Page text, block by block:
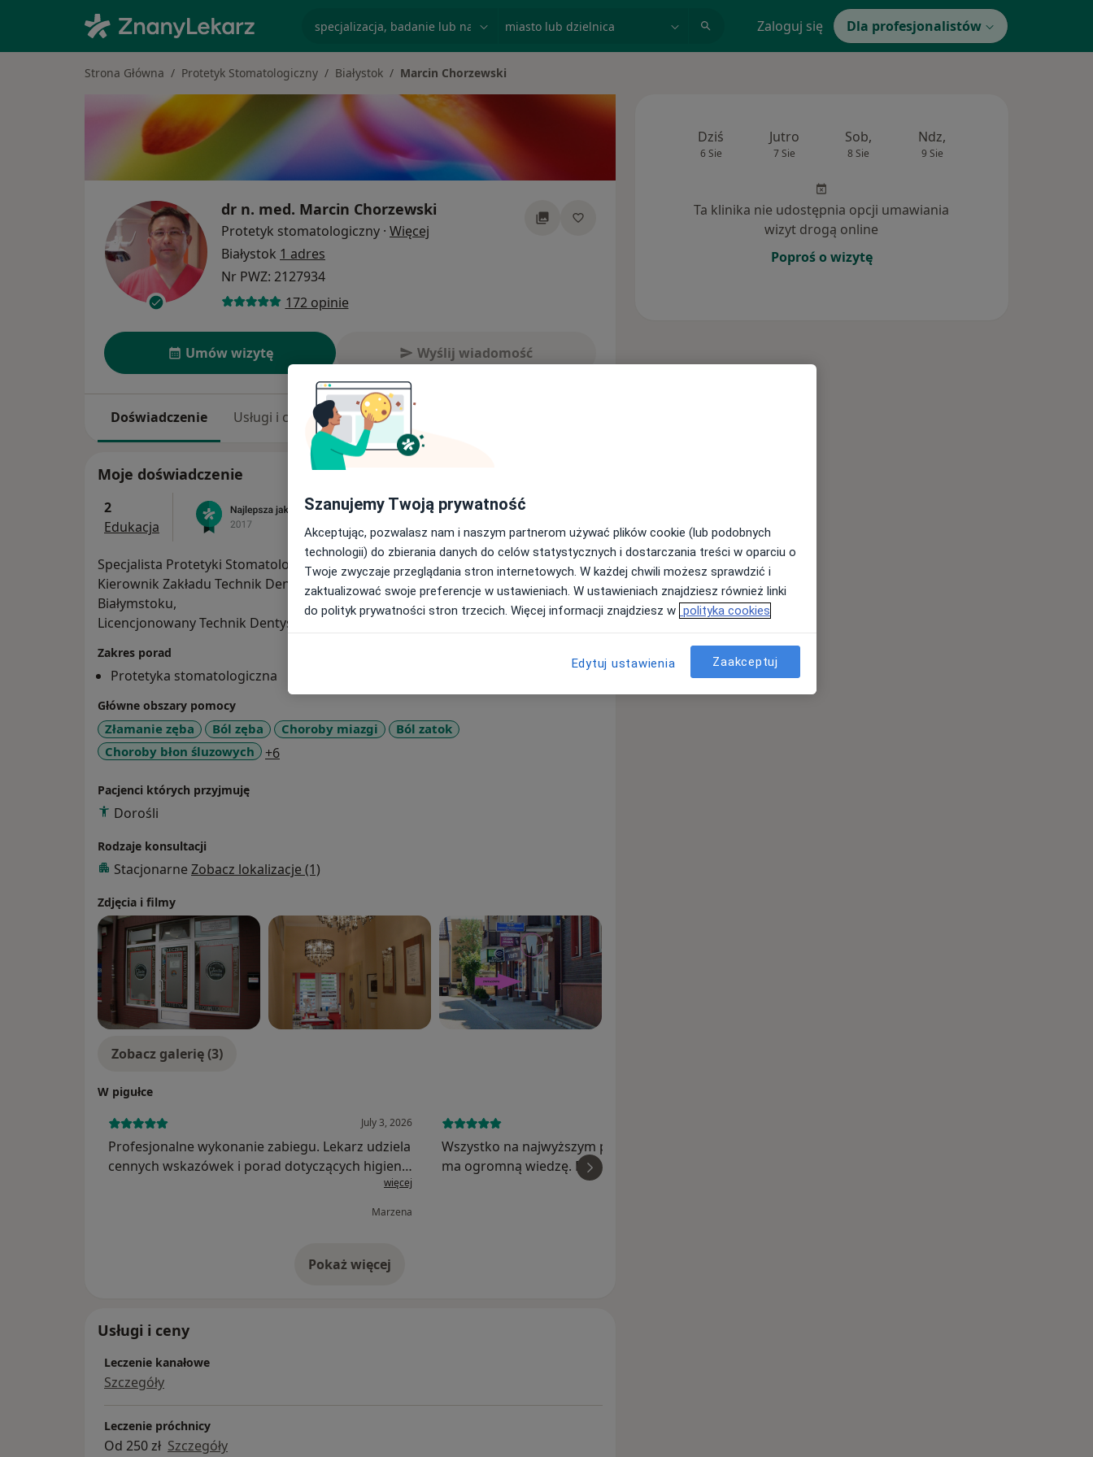
Zaloguj się Dla profesjonalistów
Strona Główna Protetyk Stomatologiczny Białystok Marcin Chorzewski
dr n. med. Marcin Chorzewski
Protetyk stomatologiczny · Więcej
Białystok 1 adres
Nr PWZ: 2127934
172 opinie
Umów wizytę Wyślij wiadomość
Doświadczenie Usługi i ceny Adresy
Moje doświadczenie
2
Edukacja
Specjalista Protetyki Stomatologicznej,
Kierownik Zakładu Technik Dentystycznych na Uniwersytecie Medycznym w
Białymstoku,
Licencjonowany Technik Dentystyczny,
Zakres porad
Protetyka stomatologiczna
Główne obszary pomocy
Złamanie zęba Ból zęba Choroby miazgi
Ból zatok
Choroby błon śluzowych
+6a11y_sr_more_diseases
Pacjenci których przyjmuję
Dorośli
Rodzaje konsultacji
Stacjonarne Zobacz lokalizacje (1)
Zdjęcia i filmy
Zobacz galerię (3)
W pigułce
July 3, 2026
Profesjonalne wykonanie zabiegu. Lekarz udziela
cennych wskazówek i porad dotyczących higieny
więcej
Marzena
Wszystko na najwyższym poziomie , Pan doktor
ma ogromną wiedzę. Polecam bardzo .
Pokaż więcejo doświadczeniu
Usługi i ceny
Leczenie kanałowe
Szczegóły
Leczenie próchnicy
Od 250 zł Szczegóły
Dziś
6 Sie
Jutro
7 Sie
Sob,
8 Sie
Ndz,
9 Sie
Ta klinika nie udostępnia opcji umawiania
wizyt drogą online
Poproś o wizytę
Szanujemy Twoją prywatność
Akceptując, pozwalasz nam i naszym partnerom używać plików cookie (lub podobnych
technologii) do zbierania danych do celów statystycznych i dostarczania treści w oparciu o
Twoje zwyczaje przeglądania stron internetowych. W każdej chwili możesz sprawdzić i
zaktualizować swoje preferencje w ustawieniach. W ustawieniach znajdziesz również linki
do polityk prywatności stron trzecich. Więcej informacji znajdziesz w polityka cookies
Edytuj ustawienia Zaakceptuj